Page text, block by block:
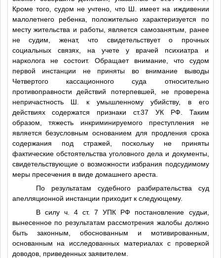
Кроме того, судом не учтено, что Ш.
имеет на иждивении
малолетнего ребенка, положительно характеризуется по
месту жительства и работы, является самозанятым, ранее
не судим, женат, что свидетельствует о прочных
социальных связях, на учете у врачей психиатра и
нарколога не состоит. Обращает внимание, что судом
первой инстанции не приняты во внимание выводы
Четвертого кассационного суда относительно
противоправности действий потерпевшей, не проверена
непричастность Ш.
к умышленному убийству, в его
действиях содержатся признаки ст.37 УК РФ. Таким
образом, тяжесть инкриминируемого преступления не
является безусловным основанием для продления срока
содержания под стражей, поскольку не приняты
фактические обстоятельства уголовного дела и документы,
свидетельствующие о возможности избрания подсудимому
меры пресечения в виде домашнего ареста.
По результатам судебного разбирательства суд
апелляционной инстанции приходит к следующему.
В силу ч. 4 ст. 7 УПК РФ постановление судьи,
вынесенное по результатам рассмотрения жалобы должно
быть законным, обоснованным и мотивированным,
основанным на исследованных материалах с проверкой
доводов, приведенных заявителем.